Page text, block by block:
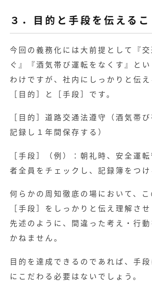
３．目的と手段を伝える
今回の義務化には大前提として『
ぐ』『酒気帯び運転をなくす』と
わけですが、社内にしっかりと伝
［目的］と［手段］です。
［目的］道路交通法遵守（酒気帯び
記録し１年間保存する）
［手段］（例）：朝礼時、安全運
者全員をチェックし、記録簿をつけ
何らかの周知徹底の場において、こ
［手段］をしっかりと伝え理解させ
先述のように、間違った考え・行
かねません。
目的を達成できるのであれば、手
にこだわる必要はないでしょう。